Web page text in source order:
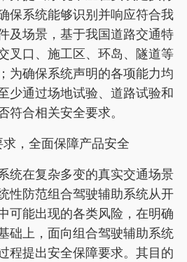
保系统能够识别并响应符合我
及场景，基于我国道路交通特
叉口、施工区、环岛、隧道等
为确保系统声明的各项能力均
少通过场地试验、道路试验和
符合相关安全要求。
求，全面保障产品安全
统在复杂多变的真实交通场景
性防范组合驾驶辅助系统从开
可能出现的各类风险，在明确
础上，面向组合驾驶辅助系统
程提出安全保障要求。其目的